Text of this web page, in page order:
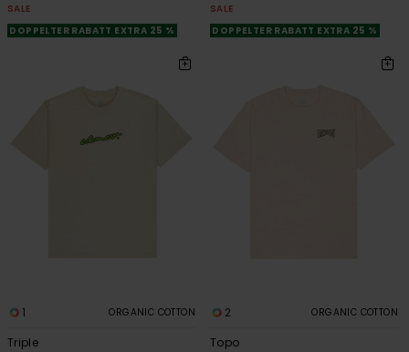
SALE
DOPPELTER RABATT EXTRA 25 %
SALE
DOPPELTER RABATT EXTRA 25 %
1 ORGANIC COTTON
Triple
2 ORGANIC COTTON
Topo